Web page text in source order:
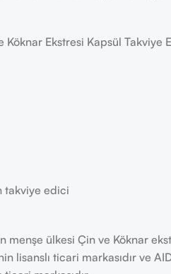
Ekstresi Kapsül Takviye
takviye edici
ülkesi Çin ve Köknar
lisanslı ticari markasıdır ve